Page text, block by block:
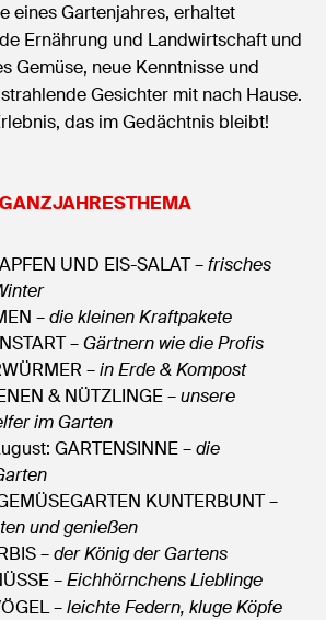
eines Gartenjahres, erhaltet
Ernährung und Landwirtschaft und
Gemüse, neue Kenntnisse und
Gesichter mit nach Hause.
das im Gedächtnis bleibt!
GANZJAHRESTHEMA
UND EIS-SALAT –frisches
–die kleinen Kraftpakete
–Gärtnern wie die Profis
–in Erde & Kompost
& NÜTZLINGE –unsere
im Garten
GARTENSINNE –die
KUNTERBUNT –
und genießen
–der König der Gartens
–Eichhörnchens Lieblinge
–leichte Federn, kluge Köpfe